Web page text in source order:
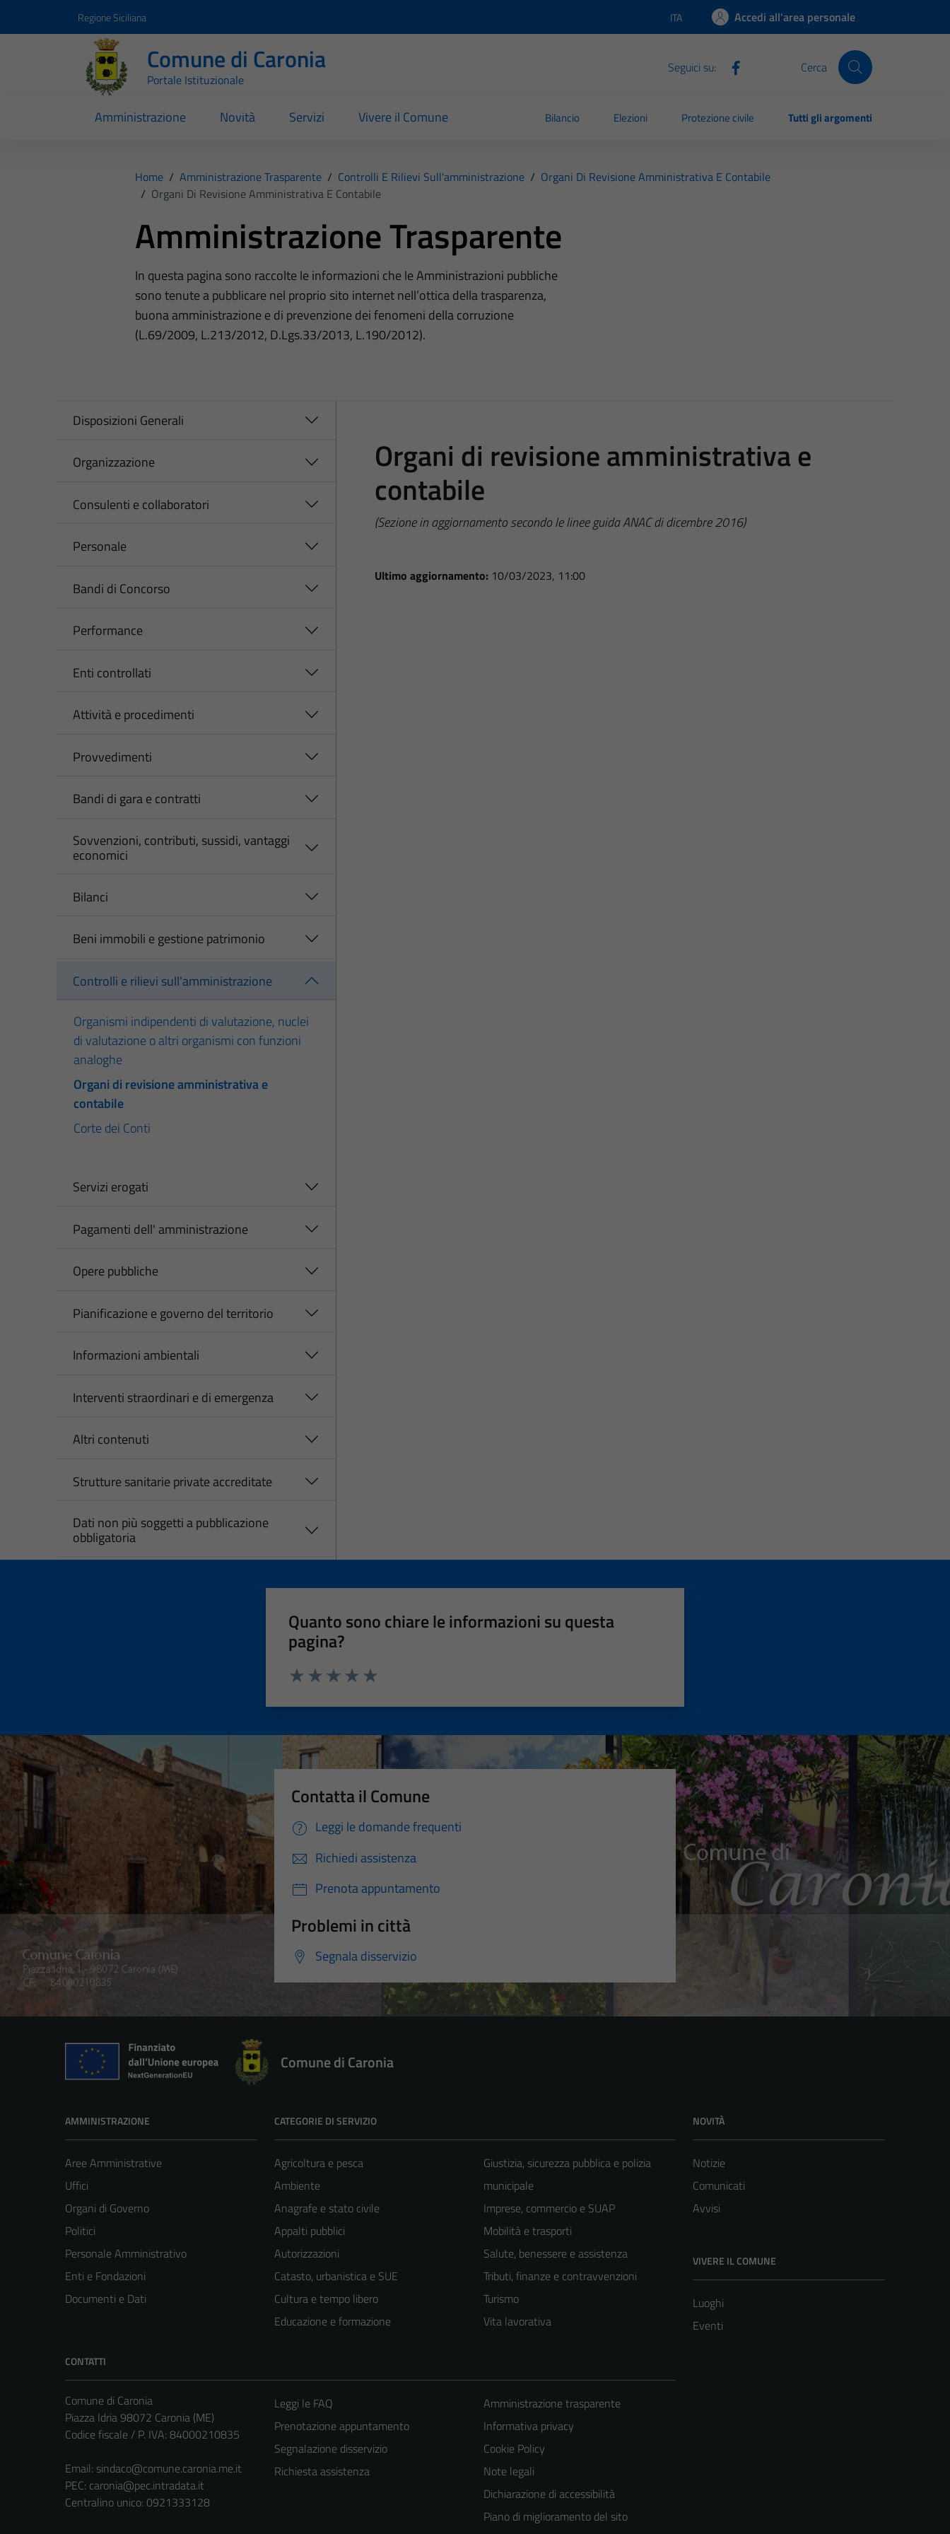
Regione Siciliana Lingua attiva:
ITA Accedi all'area personale
Comune di Caronia
Portale Istituzionale
Seguici su: Cerca
Amministrazione Novità Servizi Vivere il Comune Bilancio Elezioni Protezione civile Tutti gli argomenti
Home / Amministrazione Trasparente / Controlli E Rilievi Sull'amministrazione / Organi Di Revisione Amministrativa E Contabile
/ Organi Di Revisione Amministrativa E Contabile
Amministrazione Trasparente
In questa pagina sono raccolte le informazioni che le Amministrazioni pubbliche
sono tenute a pubblicare nel proprio sito internet nell’ottica della trasparenza,
buona amministrazione e di prevenzione dei fenomeni della corruzione
(L.69/2009, L.213/2012, D.Lgs.33/2013, L.190/2012).
Disposizioni Generali
Organizzazione
Consulenti e collaboratori
Personale
Bandi di Concorso
Performance
Enti controllati
Attività e procedimenti
Provvedimenti
Bandi di gara e contratti
Sovvenzioni, contributi, sussidi, vantaggi
economici
Bilanci
Beni immobili e gestione patrimonio
Controlli e rilievi sull'amministrazione
Organismi indipendenti di valutazione, nuclei
di valutazione o altri organismi con funzioni
analoghe
Organi di revisione amministrativa e
contabile
Corte dei Conti
Servizi erogati
Pagamenti dell' amministrazione
Opere pubbliche
Pianificazione e governo del territorio
Informazioni ambientali
Interventi straordinari e di emergenza
Altri contenuti
Strutture sanitarie private accreditate
Dati non più soggetti a pubblicazione
obbligatoria
Organi di revisione amministrativa e
contabile
(Sezione in aggiornamento secondo le linee guida ANAC di dicembre 2016)
Ultimo aggiornamento: 10/03/2023, 11:00
Quanto sono chiare le informazioni su questa
pagina?
Contatta il Comune
Leggi le domande frequenti
Richiedi assistenza
Prenota appuntamento
Problemi in città
Segnala disservizio
Comune di Caronia
AMMINISTRAZIONE
Aree Amministrative
Uffici
Organi di Governo
Politici
Personale Amministrativo
Enti e Fondazioni
Documenti e Dati
CATEGORIE DI SERVIZIO
Agricoltura e pesca
Ambiente
Anagrafe e stato civile
Appalti pubblici
Autorizzazioni
Catasto, urbanistica e SUE
Cultura e tempo libero
Educazione e formazione
Giustizia, sicurezza pubblica e polizia
municipale
Imprese, commercio e SUAP
Mobilità e trasporti
Salute, benessere e assistenza
Tributi, finanze e contravvenzioni
Turismo
Vita lavorativa
NOVITÀ
Notizie
Comunicati
Avvisi
VIVERE IL COMUNE
Luoghi
Eventi
CONTATTI
Comune di Caronia
Piazza Idria 98072 Caronia (ME)
Codice fiscale / P. IVA: 84000210835
Email: sindaco@comune.caronia.me.it
PEC: caronia@pec.intradata.it
Centralino unico: 0921333128
Leggi le FAQ
Prenotazione appuntamento
Segnalazione disservizio
Richiesta assistenza
Amministrazione trasparente
Informativa privacy
Cookie Policy
Note legali
Dichiarazione di accessibilità
Piano di miglioramento del sito
Tecnici
Questi cookie
sono necessari
per il
funzionamento
del sito e non